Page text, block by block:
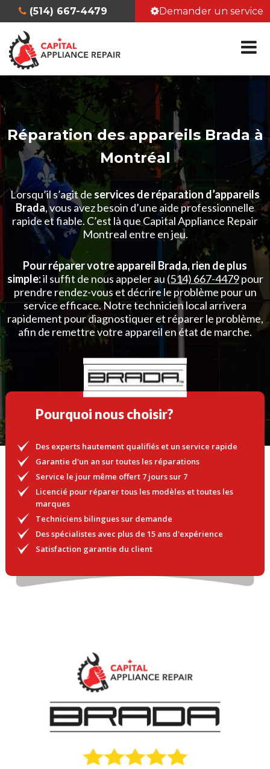
(514) 667-4479 Demander un service
Réparation des appareils Brada à
Montréal
Lorsqu’il s’agit de services de réparation d’appareils
Brada, vous avez besoin d’une aide professionnelle
rapide et fiable. C’est là que Capital Appliance Repair
Montreal entre en jeu.
Pour réparer votre appareil Brada, rien de plus
simple:il suffit de nous appeler au (514) 667-4479pour
prendre rendez-vous et décrire le problème pour un
service efficace. Notre technicien local arrivera
rapidement pour diagnostiquer et réparer le problème,
afin de remettre votre appareil en état de marche.
Pourquoi nous choisir?
Des experts hautement qualifiés et un service rapide
Garantie d'un an sur toutes les réparations
Service le jour même offert 7 jours sur 7
Licencié pour réparer tous les modèles et toutes les
marques
Techniciens bilingues sur demande
Des spécialistes avec plus de 15 ans d'expérience
Satisfaction garantie du client